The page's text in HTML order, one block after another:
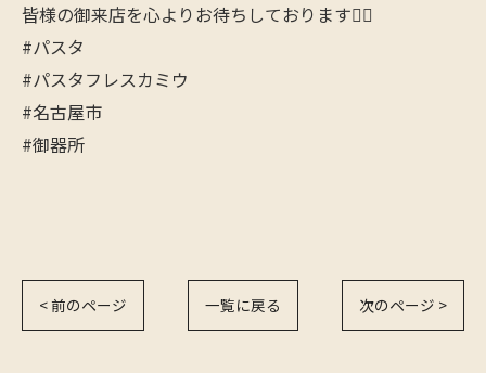
皆様の御来店を心よりお待ちしております🙇‍♂️
#パスタ
#パスタフレスカミウ
#名古屋市
#御器所
< 前のページ 一覧に戻る 次のページ >